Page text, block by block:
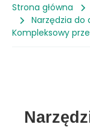
Strona główna
Narzędzia do
Kompleksowy